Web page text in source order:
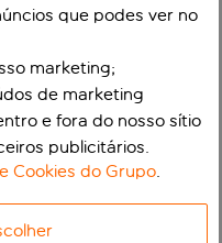
que podes ver no
marketing;
de marketing
e fora do nosso sítio
publicitários.
Cookies do Grupo.